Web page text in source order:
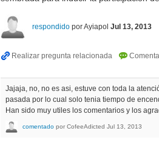
respondido porAyiapol Jul 13, 2013
Jajaja, no, no es asi, estuve con toda la
pasada por lo cual solo tenia tiempo de
Han sido muy utiles los comentarios y los
comentado por CofeeAdicted Jul 13, 2013